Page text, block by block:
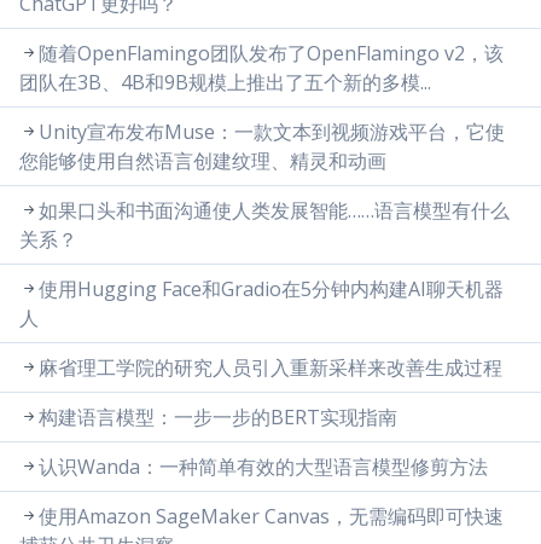
随着OpenFlamingo团队发布了OpenFlamingo v2，该
团队在3B、4B和9B规模上推出了五个新的多模...
Unity宣布发布Muse：一款文本到视频游戏平台，它使
您能够使用自然语言创建纹理、精灵和动画
如果口头和书面沟通使人类发展智能……语言模型有什么
关系？
使用Hugging Face和Gradio在5分钟内构建AI聊天机器
人
麻省理工学院的研究人员引入重新采样来改善生成过程
构建语言模型：一步一步的BERT实现指南
认识Wanda：一种简单有效的大型语言模型修剪方法
使用Amazon SageMaker Canvas，无需编码即可快速